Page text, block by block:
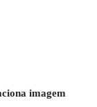
imagem